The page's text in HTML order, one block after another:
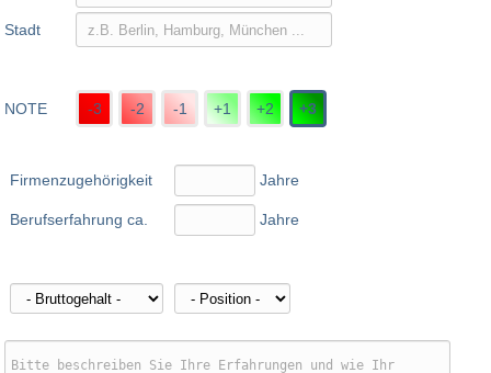
Stadt
NOTE -3 -2 -1 +1 +2 +3
Firmenzugehörigkeit
Berufserfahrung ca.
Jahre
Jahre